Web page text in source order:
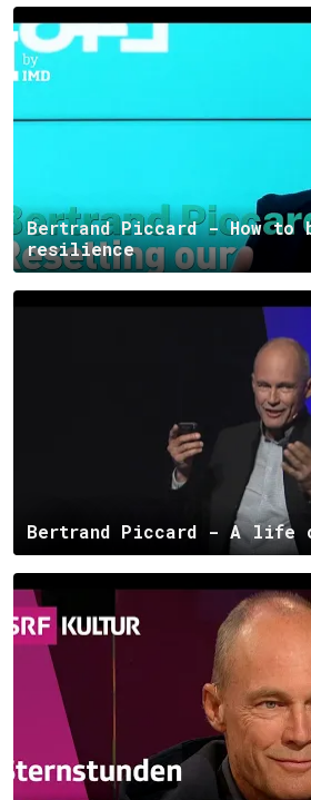
Bertrand Piccard - How to
resilience
Bertrand Piccard - A life